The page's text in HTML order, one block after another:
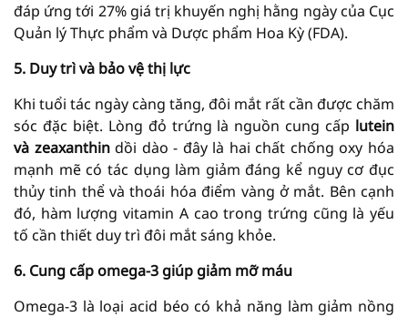
đáp ứng tới 27% giá trị khuyến nghị hằng ngày của Cục
Quản lý Thực phẩm và Dược phẩm Hoa Kỳ (FDA).
5. Duy trì và bảo vệ thị lực
Khi tuổi tác ngày càng tăng, đôi mắt rất cần được chăm
sóc đặc biệt. Lòng đỏ trứng là nguồn cung cấp lutein
và zeaxanthindồi dào - đây là hai chất chống oxy hóa
mạnh mẽ có tác dụng làm giảm đáng kể nguy cơ đục
thủy tinh thể và thoái hóa điểm vàng ở mắt. Bên cạnh
đó, hàm lượng vitamin A cao trong trứng cũng là yếu
tố cần thiết duy trì đôi mắt sáng khỏe.
6. Cung cấp omega-3 giúp giảm mỡ máu
Omega-3 là loại acid béo có khả năng làm giảm nồng